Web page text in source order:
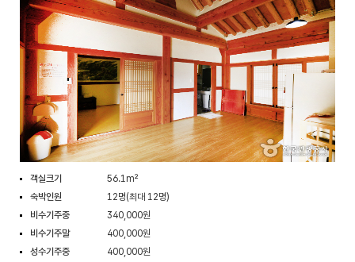
객실크기
56.1m²
숙박인원
12명(최대 12명)
비수기주중
340,000원
비수기주말
400,000원
성수기주중
400,000원